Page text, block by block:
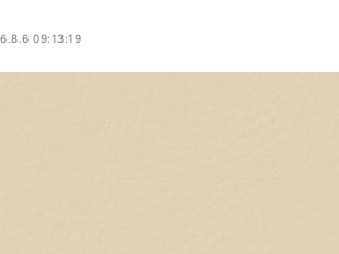
09:13:19